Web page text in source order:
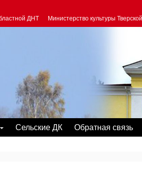
ДНТ Министерство культуры
Сельские ДК Обратная связь